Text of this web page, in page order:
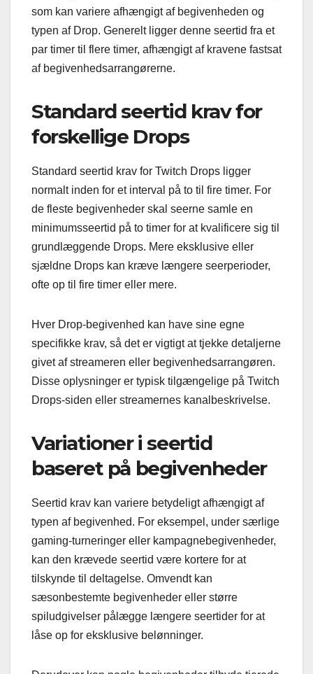
som kan variere afhængigt af begivenheden og
typen af Drop. Generelt ligger denne seertid fra et
par timer til flere timer, afhængigt af kravene fastsat
af begivenhedsarrangørerne.
Standard seertid krav for
forskellige Drops
Standard seertid krav for Twitch Drops ligger
normalt inden for et interval på to til fire timer. For
de fleste begivenheder skal seerne samle en
minimumsseertid på to timer for at kvalificere sig til
grundlæggende Drops. Mere eksklusive eller
sjældne Drops kan kræve længere seerperioder,
ofte op til fire timer eller mere.
Hver Drop-begivenhed kan have sine egne
specifikke krav, så det er vigtigt at tjekke detaljerne
givet af streameren eller begivenhedsarrangøren.
Disse oplysninger er typisk tilgængelige på Twitch
Drops-siden eller streamernes kanalbeskrivelse.
Variationer i seertid
baseret på begivenheder
Seertid krav kan variere betydeligt afhængigt af
typen af begivenhed. For eksempel, under særlige
gaming-turneringer eller kampagnebegivenheder,
kan den krævede seertid være kortere for at
tilskynde til deltagelse. Omvendt kan
sæsonbestemte begivenheder eller større
spiludgivelser pålægge længere seertider for at
låse op for eksklusive belønninger.